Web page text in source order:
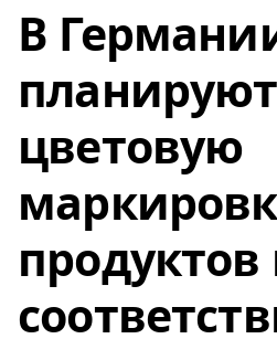
В
цветовую
продуктов